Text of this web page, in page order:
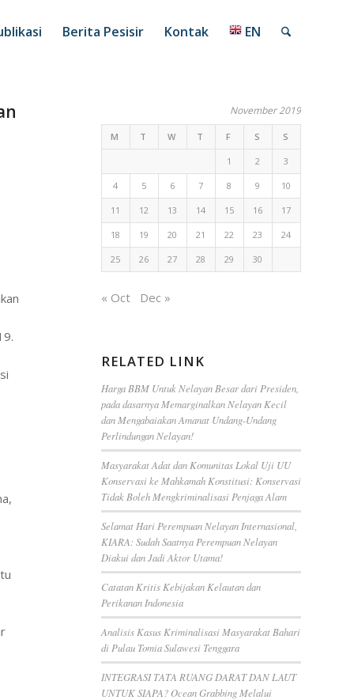
Berita Pesisir Kontak EN
November 2019
M T W T F S S
1 2 3
4 5 6 7 8 9 10
11 12 13 14 15 16 17
18 19 20 21 22 23 24
25 26 27 28 29 30
« Oct Dec »
RELATED LINK
Harga BBM Untuk Nelayan Besar dari Presiden,
pada dasarnya Memarginalkan Nelayan Kecil
dan Mengabaiakan Amanat Undang-Undang
Perlindungan Nelayan!
Masyarakat Adat dan Komunitas Lokal Uji UU
Konservasi ke Mahkamah Konstitusi: Konservasi
Tidak Boleh Mengkriminalisasi Penjaga Alam
Selamat Hari Perempuan Nelayan Internasional,
KIARA: Sudah Saatnya Perempuan Nelayan
Diakui dan Jadi Aktor Utama!
Catatan Kritis Kebijakan Kelautan dan
Perikanan Indonesia
Analisis Kasus Kriminalisasi Masyarakat Bahari
di Pulau Tomia Sulawesi Tenggara
INTEGRASI TATA RUANG DARAT DAN LAUT
UNTUK SIAPA? Ocean Grabbing Melalui